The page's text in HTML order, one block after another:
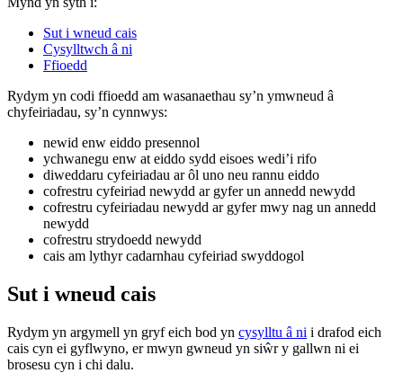
Sut i wneud cais
Cysylltwch â ni
Ffioedd
Rydym yn codi ffioedd am wasanaethau sy’n ymwneud â
chyfeiriadau, sy’n cynnwys:
newid enw eiddo presennol
ychwanegu enw at eiddo sydd eisoes wedi’i rifo
diweddaru cyfeiriadau ar ôl uno neu rannu eiddo
cofrestru cyfeiriad newydd ar gyfer un annedd newydd
cofrestru cyfeiriadau newydd ar gyfer mwy nag un annedd
newydd
cofrestru strydoedd newydd
cais am lythyr cadarnhau cyfeiriad swyddogol
Sut i wneud cais
Rydym yn argymell yn gryf eich bod yn cysylltu â ni i drafod eich
cais cyn ei gyflwyno, er mwyn gwneud yn siŵr y gallwn ni ei
brosesu cyn i chi dalu.